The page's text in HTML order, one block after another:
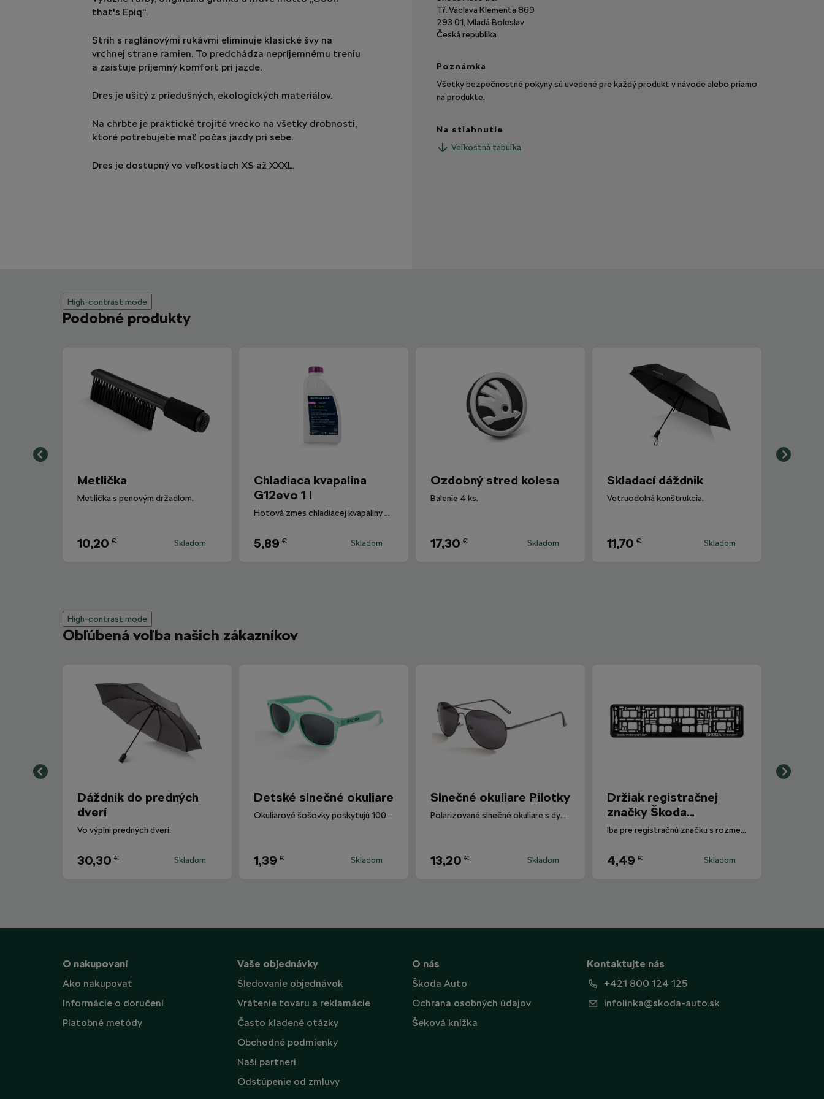
that's Epiq“.
Strih s raglánovými rukávmi eliminuje klasické švy na
vrchnej strane ramien. To predchádza nepríjemnému treniu
a zaisťuje príjemný komfort pri jazde.
Dres je ušitý z priedušných, ekologických materiálov.
Na chrbte je praktické trojité vrecko na všetky drobnosti,
ktoré potrebujete mať počas jazdy pri sebe.
Dres je dostupný vo veľkostiach XS až XXXL.
Tř. Václava Klementa 869
293 01, Mladá Boleslav
Česká republika
Poznámka
Všetky bezpečnostné pokyny sú uvedené pre každý produkt v návode alebo priamo
na produkte.
Na stiahnutie
Veľkostná tabuľka
High-contrast mode
Podobné produkty
Metlička
Metlička s penovým držadlom.
10,20 € Skladom
Chladiaca kvapalina
G12evo 1 l
Hotová zmes chladiacej kvapaliny G12evo pre všetky vozidlá Škoda.
5,89 € Skladom
Ozdobný stred kolesa
Balenie 4 ks.
17,30 € Skladom
Skladací dáždnik
Vetruodolná konštrukcia.
11,70 € Skladom
High-contrast mode
Obľúbená voľba našich zákazníkov
Dáždnik do predných
dverí
Vo výplni predných dverí.
30,30 € Skladom
Detské slnečné okuliare
Okuliarové šošovky poskytujú 100% ochranu proti UV žiareniu.
1,39 € Skladom
Slnečné okuliare Pilotky
Polarizované slnečné okuliare s dymovými sklami.
13,20 € Skladom
Držiak registračnej
značky Škoda
Motorsport
Iba pre registračnú značku s rozmermi 520 mm x 110 mm.
4,49 € Skladom
O nakupovaní
Ako nakupovať
Informácie o doručení
Platobné metódy
Vaše objednávky
Sledovanie objednávok
Vrátenie tovaru a reklamácie
Často kladené otázky
Obchodné podmienky
Naši partneri
Odstúpenie od zmluvy
O nás
Škoda Auto
Ochrana osobných údajov
Šeková knižka
Kontaktujte nás
+421 800 124 125
infolinka@skoda-auto.sk